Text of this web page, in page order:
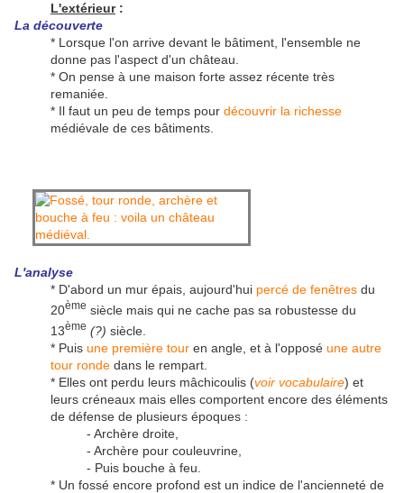
L'extérieur:
La découverte
* Lorsque l'on arrive devant le bâtiment, l'ensemble ne
donne pas l'aspect d'un château.
* On pense à une maison forte assez récente très
remaniée.
* Il faut un peu de temps pour découvrir la richesse
médiévale de ces bâtiments.
L'analyse
* D'abord un mur épais, aujourd'hui percé de fenêtres du
20ème siècle mais qui ne cache pas sa robustesse du
13ème (?) siècle.
* Puis une première tour en angle, et à l'opposé une autre
tour ronde dans le rempart.
* Elles ont perdu leurs mâchicoulis (voir vocabulaire) et
leurs créneaux mais elles comportent encore des éléments
de défense de plusieurs époques :
- Archère droite,
- Archère pour couleuvrine,
- Puis bouche à feu.
* Un fossé encore profond est un indice de l'ancienneté de